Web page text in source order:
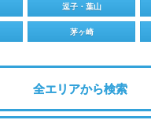
逗子・葉山
茅ヶ崎
全エリアから検索